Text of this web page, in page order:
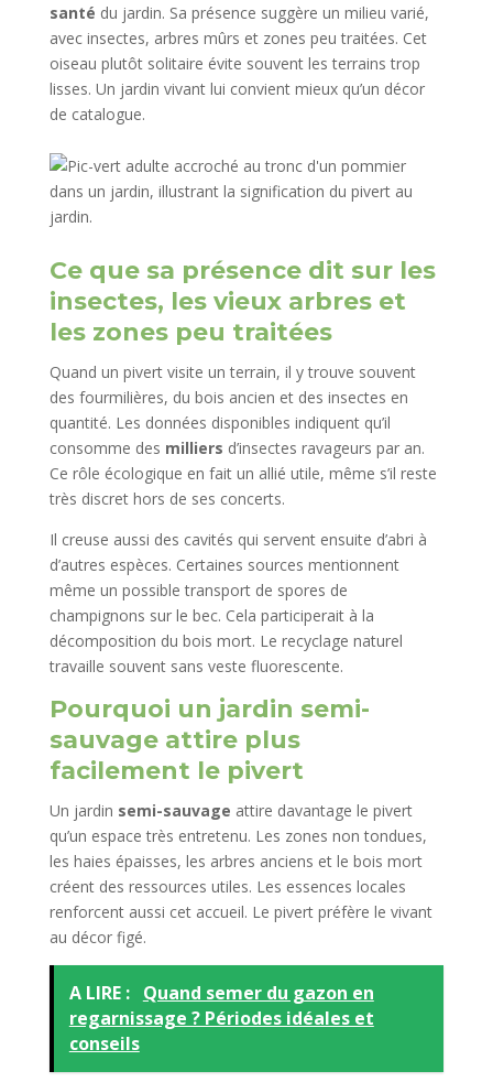
santé du jardin. Sa présence suggère un milieu varié,
avec insectes, arbres mûrs et zones peu traitées. Cet
oiseau plutôt solitaire évite souvent les terrains trop
lisses. Un jardin vivant lui convient mieux qu’un décor
de catalogue.
Ce que sa présence dit sur les
insectes, les vieux arbres et
les zones peu traitées
Quand un pivert visite un terrain, il y trouve souvent
des fourmilières, du bois ancien et des insectes en
quantité. Les données disponibles indiquent qu’il
consomme des milliers d’insectes ravageurs par an.
Ce rôle écologique en fait un allié utile, même s’il reste
très discret hors de ses concerts.
Il creuse aussi des cavités qui servent ensuite d’abri à
d’autres espèces. Certaines sources mentionnent
même un possible transport de spores de
champignons sur le bec. Cela participerait à la
décomposition du bois mort. Le recyclage naturel
travaille souvent sans veste fluorescente.
Pourquoi un jardin semi-
sauvage attire plus
facilement le pivert
Un jardin semi-sauvage attire davantage le pivert
qu’un espace très entretenu. Les zones non tondues,
les haies épaisses, les arbres anciens et le bois mort
créent des ressources utiles. Les essences locales
renforcent aussi cet accueil. Le pivert préfère le vivant
au décor figé.
A LIRE : Quand semer du gazon en
regarnissage ? Périodes idéales et
conseils